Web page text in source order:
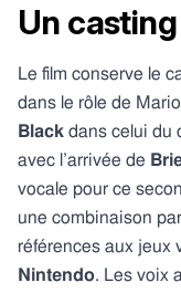
Un
Le film conserve le
dans le rôle de
Black dans celui du
avec l’arrivée de
vocale pour ce
une combinaison
références aux jeux
Nintendo. Les voix